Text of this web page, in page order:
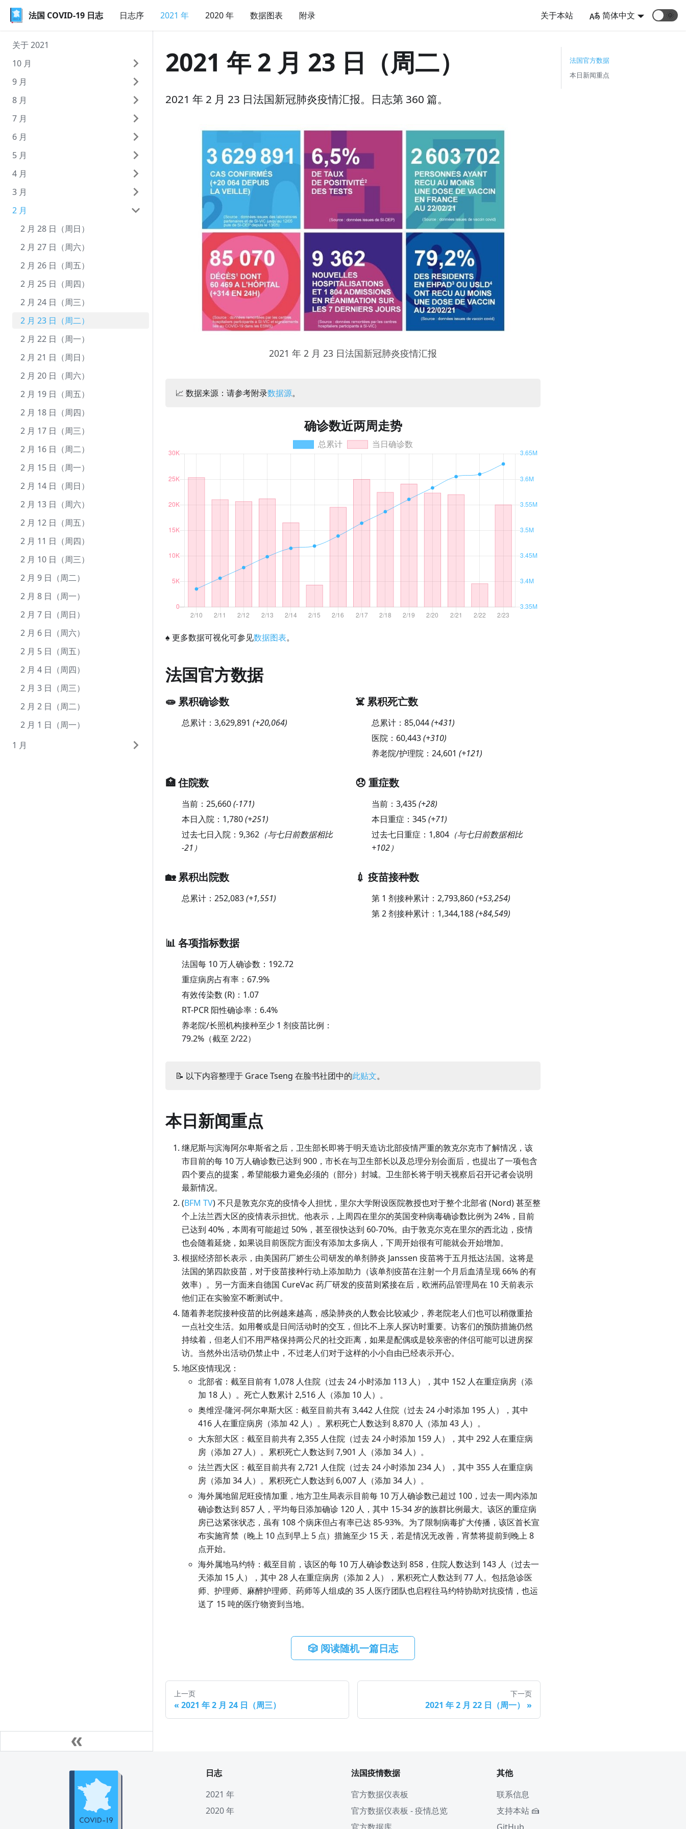
法国 COVID-19 日志 日志序 2021 年 2020 年 数据图表 附录 关于本站 简体中文 🌞
法国 COVID-19 日志
关于 2021
10 月
10 月 9 日（周六）
10 月 8 日（周五）
10 月 7 日（周四）
10 月 6 日（周三）
10 月 5 日（周二）
10 月 4 日（周一）
10 月 3 日（周日）
10 月 2 日（周六）
10 月 1 日（周五）
9 月
9 月 30 日（周四）
9 月 29 日（周三）
9 月 28 日（周二）
9 月 27 日（周一）
9 月 26 日（周日）
9 月 25 日（周六）
9 月 24 日（周五）
9 月 23 日（周四）
9 月 22 日（周三）
9 月 21 日（周二）
9 月 20 日（周一）
9 月 19 日（周日）
9 月 18 日（周六）
9 月 17 日（周五）
9 月 16 日（周四）
9 月 15 日（周三）
9 月 14 日（周二）
9 月 13 日（周一）
9 月 12 日（周日）
9 月 11 日（周六）
9 月 10 日（周五）
9 月 9 日（周四）
9 月 8 日（周三）
9 月 7 日（周二）
9 月 6 日（周一）
9 月 5 日（周日）
9 月 4 日（周六）
9 月 3 日（周五）
9 月 2 日（周四）
9 月 1 日（周三）
8 月
8 月 31 日（周二）
8 月 30 日（周一）
8 月 29 日（周日）
8 月 28 日（周六）
8 月 27 日（周五）
8 月 26 日（周四）
8 月 25 日（周三）
8 月 24 日（周二）
8 月 23 日（周一）
8 月 22 日（周日）
8 月 21 日（周六）
8 月 20 日（周五）
8 月 19 日（周四）
8 月 18 日（周三）
8 月 17 日（周二）
8 月 16 日（周一）
8 月 15 日（周日）
8 月 14 日（周六）
8 月 13 日（周五）
8 月 12 日（周四）
8 月 11 日（周三）
8 月 10 日（周二）
8 月 9 日（周一）
8 月 8 日（周日）
8 月 7 日（周六）
8 月 6 日（周五）
8 月 5 日（周四）
8 月 4 日（周三）
8 月 3 日（周二）
8 月 2 日（周一）
8 月 1 日（周日）
7 月
7 月 31 日（周六）
7 月 30 日（周五）
7 月 29 日（周四）
7 月 28 日（周三）
7 月 27 日（周二）
7 月 26 日（周一）
7 月 25 日（周日）
7 月 24 日（周六）
7 月 23 日（周五）
7 月 22 日（周四）
7 月 21 日（周三）
7 月 20 日（周二）
7 月 19 日（周一）
7 月 18 日（周日）
7 月 17 日（周六）
7 月 16 日（周五）
7 月 15 日（周四）
7 月 14 日（周三）
7 月 13 日（周二）
7 月 12 日（周一）
7 月 11 日（周日）
7 月 10 日（周六）
7 月 9 日（周五）
7 月 8 日（周四）
7 月 7 日（周三）
7 月 6 日（周二）
7 月 5 日（周一）
7 月 4 日（周日）
7 月 3 日（周六）
7 月 2 日（周五）
7 月 1 日（周四）
6 月
6 月 30 日（周三）
6 月 29 日（周二）
6 月 28 日（周一）
6 月 27 日（周日）
6 月 26 日（周六）
6 月 25 日（周五）
6 月 24 日（周四）
6 月 23 日（周三）
6 月 22 日（周二）
6 月 21 日（周一）
6 月 20 日（周日）
6 月 19 日（周六）
6 月 18 日（周五）
6 月 17 日（周四）
6 月 16 日（周三）
6 月 15 日（周二）
6 月 14 日（周一）
6 月 13 日（周日）
6 月 12 日（周六）
6 月 11 日（周五）
6 月 10 日（周四）
6 月 9 日（周三）
6 月 8 日（周二）
6 月 7 日（周一）
6 月 6 日（周日）
6 月 5 日（周六）
6 月 4 日（周五）
6 月 3 日（周四）
6 月 2 日（周三）
6 月 1 日（周二）
5 月
5 月 31 日（周一）
5 月 30 日（周日）
5 月 29 日（周六）
5 月 28 日（周五）
5 月 27 日（周四）
5 月 26 日（周三）
5 月 25 日（周二）
5 月 24 日（周一）
5 月 23 日（周日）
5 月 22 日（周六）
5 月 21 日（周五）
5 月 20 日（周四）
5 月 19 日（周三）
5 月 18 日（周二）
5 月 17 日（周一）
5 月 16 日（周日）
5 月 15 日（周六）
5 月 14 日（周五）
5 月 13 日（周四）
5 月 12 日（周三）
5 月 11 日（周二）
5 月 10 日（周一）
5 月 9 日（周日）
5 月 8 日（周六）
5 月 7 日（周五）
5 月 6 日（周四）
5 月 5 日（周三）
5 月 4 日（周二）
5 月 3 日（周一）
5 月 2 日（周日）
5 月 1 日（周六）
4 月
4 月 30 日（周五）
4 月 29 日（周四）
4 月 28 日（周三）
4 月 27 日（周二）
4 月 26 日（周一）
4 月 25 日（周日）
4 月 24 日（周六）
4 月 23 日（周五）
4 月 22 日（周四）
4 月 21 日（周三）
4 月 20 日（周二）
4 月 19 日（周一）
4 月 18 日（周日）
4 月 17 日（周六）
4 月 16 日（周五）
4 月 15 日（周四）
4 月 14 日（周三）
4 月 13 日（周二）
4 月 12 日（周一）
4 月 11 日（周日）
4 月 10 日（周六）
4 月 9 日（周五）
4 月 8 日（周四）
4 月 7 日（周三）
4 月 6 日（周二）
4 月 5 日（周一）
4 月 4 日（周日）
4 月 3 日（周六）
4 月 2 日（周五）
4 月 1 日（周四）
3 月
3 月 31 日（周三）
3 月 30 日（周二）
3 月 29 日（周一）
3 月 28 日（周日）
3 月 27 日（周六）
3 月 26 日（周五）
3 月 25 日（周四）
3 月 24 日（周三）
3 月 23 日（周二）
3 月 22 日（周一）
3 月 21 日（周日）
3 月 20 日（周六）
3 月 19 日（周五）
3 月 18 日（周四）
3 月 17 日（周三）
3 月 16 日（周二）
3 月 15 日（周一）
3 月 14 日（周日）
3 月 13 日（周六）
3 月 12 日（周五）
3 月 11 日（周四）
3 月 10 日（周三）
3 月 9 日（周二）
3 月 8 日（周一）
3 月 7 日（周日）
3 月 6 日（周六）
3 月 5 日（周五）
3 月 4 日（周四）
3 月 3 日（周三）
3 月 2 日（周二）
2 月
2 月 28 日（周日）
2 月 27 日（周六）
2 月 26 日（周五）
2 月 25 日（周四）
2 月 24 日（周三）
2 月 23 日（周二）
2 月 22 日（周一）
2 月 21 日（周日）
2 月 20 日（周六）
2 月 19 日（周五）
2 月 18 日（周四）
2 月 17 日（周三）
2 月 16 日（周二）
2 月 15 日（周一）
2 月 14 日（周日）
2 月 13 日（周六）
2 月 12 日（周五）
2 月 11 日（周四）
2 月 10 日（周三）
2 月 9 日（周二）
2 月 8 日（周一）
2 月 7 日（周日）
2 月 6 日（周六）
2 月 5 日（周五）
2 月 4 日（周四）
2 月 3 日（周三）
2 月 2 日（周二）
2 月 1 日（周一）
1 月
2021 年 2 月 23 日（周二）
2021 年 2 月 23 日法国新冠肺炎疫情汇报。日志第 360 篇。
2021 年 2 月 23 日法国新冠肺炎疫情汇报
📈 数据来源：请参考附录数据源。
确诊数近两周走势
♠ 更多数据可视化可参见数据图表。
法国官方数据
🧫 累积确诊数
总累计： 3,629,891 (+20,064)
☠️ 累积死亡数
总累计： 85,044(+431)
医院： 60,443(+310)
养老院/护理院： 24,601 (+121)
🏥 住院数
当前： 25,660(-171)
本日入院： 1,780(+251)
过去七日入院： 9,362 （与七日前数据相比
-21）
😞 重症数
当前： 3,435(+28)
本日重症： 345(+71)
过去七日重症： 1,804（与七日前数据相比
+102）
🏡 累积出院数
总累计： 252,083(+1,551)
💉 疫苗接种数
第 1 剂接种累计： 2,793,860(+53,254)
第 2 剂接种累计： 1,344,188(+84,549)
📊 各项指标数据
法国每 10 万人确诊数： 192.72
重症病房占有率： 67.9%
有效传染数 (R)： 1.07
RT-PCR 阳性确诊率： 6.4%
养老院/长照机构接种至少 1 剂疫苗比例：
79.2%（截至 2/22）
📝 以下内容整理于 Grace Tseng 在脸书社团中的此贴文。
本日新闻重点
继尼斯与滨海阿尔卑斯省之后，卫生部长即将于明天造访北部疫情严重的敦克尔克市了解情况，该
市目前的每 10 万人确诊数已达到 900，市长在与卫生部长以及总理分别会面后，也提出了一项包含
四个要点的提案，希望能极力避免必须的（部分）封城。卫生部长将于明天视察后召开记者会说明
最新情况。
(BFM TV) 不只是敦克尔克的疫情令人担忧，里尔大学附设医院教授也对于整个北部省 (Nord) 甚至整
个上法兰西大区的疫情表示担忧。他表示，上周四在里尔的英国变种病毒确诊数比例为 24%，目前
已达到 40%，本周有可能超过 50%，甚至很快达到 60-70%。由于敦克尔克在里尔的西北边，疫情
也会随着延烧，如果说目前医院方面没有添加太多病人，下周开始很有可能就会开始增加。
根据经济部长表示，由美国药厂娇生公司研发的单剂肺炎 Janssen 疫苗将于五月抵达法国。这将是
法国的第四款疫苗，对于疫苗接种行动上添加助力（该单剂疫苗在注射一个月后血清呈现 66% 的有
效率）。另一方面来自德国 CureVac 药厂研发的疫苗则紧接在后，欧洲药品管理局在 10 天前表示
他们正在实验室不断测试中。
随着养老院接种疫苗的比例越来越高，感染肺炎的人数会比较减少，养老院老人们也可以稍微重拾
一点社交生活。如用餐或是日间活动时的交互，但比不上亲人探访时重要。访客们的预防措施仍然
持续着，但老人们不用严格保持两公尺的社交距离，如果是配偶或是较亲密的伴侣可能可以进房探
访。当然外出活动仍禁止中，不过老人们对于这样的小小自由已经表示开心。
地区疫情现况：
北部省：截至目前有 1,078 人住院（过去 24 小时添加 113 人），其中 152 人在重症病房（添
加 18 人）。死亡人数累计 2,516 人（添加 10 人）。
奥维涅-隆河-阿尔卑斯大区：截至目前共有 3,442 人住院（过去 24 小时添加 195 人），其中
416 人在重症病房（添加 42 人）。累积死亡人数达到 8,870 人（添加 43 人）。
大东部大区：截至目前共有 2,355 人住院（过去 24 小时添加 159 人），其中 292 人在重症病
房（添加 27 人）。累积死亡人数达到 7,901 人（添加 34 人）。
法兰西大区：截至目前共有 2,721 人住院（过去 24 小时添加 234 人），其中 355 人在重症病
房（添加 34 人）。累积死亡人数达到 6,007 人（添加 34 人）。
海外属地留尼旺疫情加重，地方卫生局表示目前每 10 万人确诊数已超过 100，过去一周内添加
确诊数达到 857 人，平均每日添加确诊 120 人，其中 15-34 岁的族群比例最大。该区的重症病
房已达紧张状态，虽有 108 个病床但占有率已达 85-93%。为了限制病毒扩大传播，该区首长宣
布实施宵禁（晚上 10 点到早上 5 点）措施至少 15 天，若是情况无改善，宵禁将提前到晚上 8
点开始。
海外属地马约特：截至目前，该区的每 10 万人确诊数达到 858，住院人数达到 143 人（过去一
天添加 15 人），其中 28 人在重症病房（添加 2 人），累积死亡人数达到 77 人。包括急诊医
师、护理师、麻醉护理师、药师等人组成的 35 人医疗团队也启程往马约特协助对抗疫情，也运
送了 15 吨的医疗物资到当地。
🎲 阅读随机一篇日志
上一页
« 2021 年 2 月 24 日（周三）
下一页
2021 年 2 月 22 日（周一） »
法国官方数据
本日新闻重点
日志
2021 年
2020 年
法国疫情数据
官方数据仪表板
官方数据仪表板 - 疫情总览
其他
联系信息
支持本站 🍰